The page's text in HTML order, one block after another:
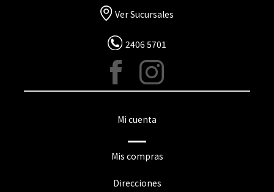
Ver Sucursales
2406 5701
Mi cuenta
Mis compras
Direcciones